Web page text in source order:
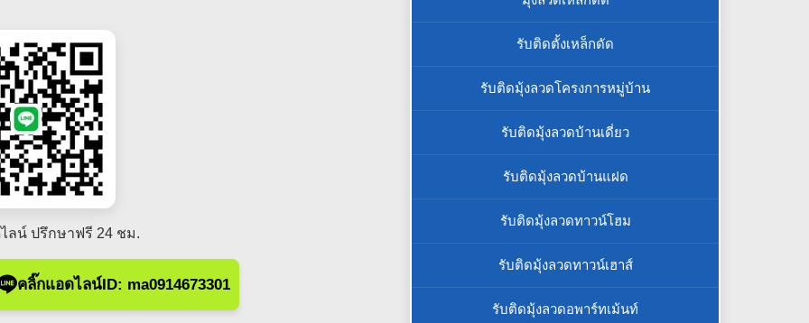
ลน์ ปรึกษาฟรี 24 ชม.
คลิ๊กแอดไลน์ID: ma0914673301
รับติดตั้งเหล็กดัด
รับติดมุ้งลวดโครงการหมู่บ้าน
รับติดมุ้งลวดบ้านเดี่ยว
รับติดมุ้งลวดบ้านแฝด
รับติดมุ้งลวดทาวน์โฮม
รับติดมุ้งลวดทาวน์เฮาส์
รับติดมุ้งลวดอพาร์ทเม้นท์